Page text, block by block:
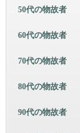
50代の物故者
60代の物故者
70代の物故者
80代の物故者
90代の物故者